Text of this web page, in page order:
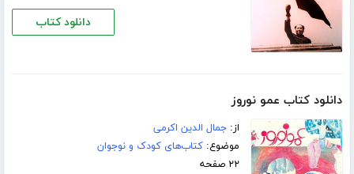
دانلود کتاب
دانلود کتاب عمو نوروز
از:جمال الدین اکرمی
موضوع:کتاب‌های کودک و نوجوان
۲۲ صفحه